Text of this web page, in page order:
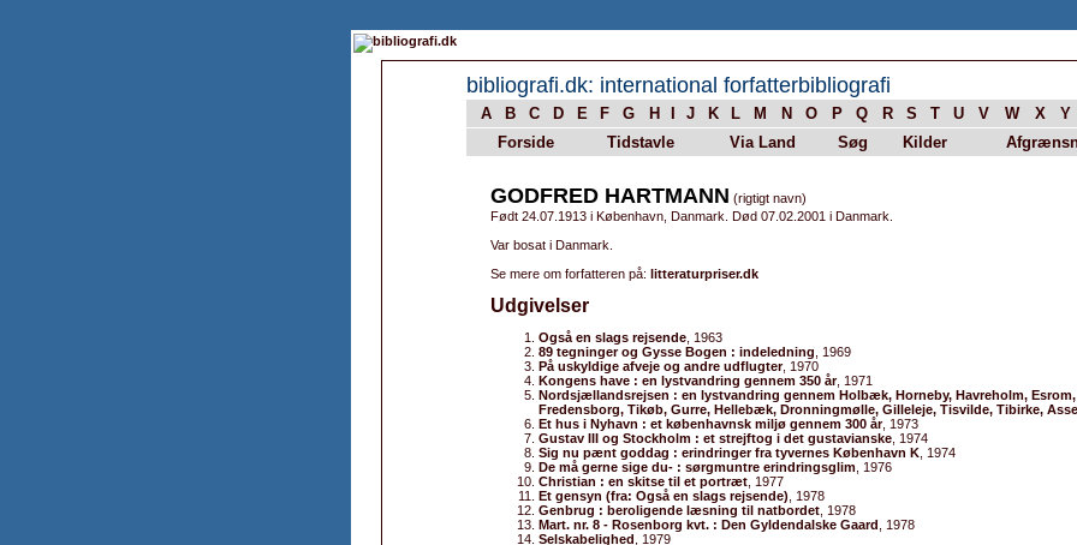
bibliografi.dk: international forfatterbibliografi
A B C D E F G H J K L M N O P Q R S T U V W X Y
Forside
Tidstavle Via Land Søg Kilder
GODFRED HARTMANN (rigtigt navn)
Født 24.07.1913 i København, Danmark. Død 07.02.2001 i Danmark.
Var bosat i Danmark.
Se mere om forfatteren på: litteraturpriser.dk
Udgivelser
Også en slags rejsende , 1963
89 tegninger og Gysse Bogen : indeledning , 1969
På uskyldige afveje og andre udflugter, 1970
Kongens have : en lystvandring gennem 350 år, 1971
Nordsjællandsrejsen : en lystvandring gennem Holbæk, Horneby, Havreholm, Esrom,
Fredensborg, Tikøb, Gurre, Hellebæk, Dronningmølle, Gilleleje, Tisvilde, Tibirke,
Et hus i Nyhavn : et københavnsk miljø gennem 300 år, 1973
Gustav III og Stockholm : et strejftog i det gustavianske , 1974
Sig nu pænt goddag : erindringer fra tyvernes København K , 1974
De må gerne sige du- : sørgmuntre erindringsglim , 1976
Christian : en skitse til et portræt , 1977
Et gensyn (fra: Også en slags rejsende) , 1978
Genbrug : beroligende læsning til natbordet , 1978
Mart. nr. 8 - Rosenborg kvt. : Den Gyldendalske Gaard , 1978
Selskabelighed , 1979